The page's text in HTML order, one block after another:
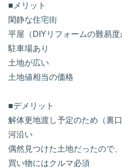
■メリット
閑静な住宅街
平屋（DIYリフォームの難易度
駐車場あり
土地が広い
土地値相当の価格
■デメリット
解体更地渡し予定のため（裏
河沿い
偶然見つけた土地だったので
買い物にはクルマ必須